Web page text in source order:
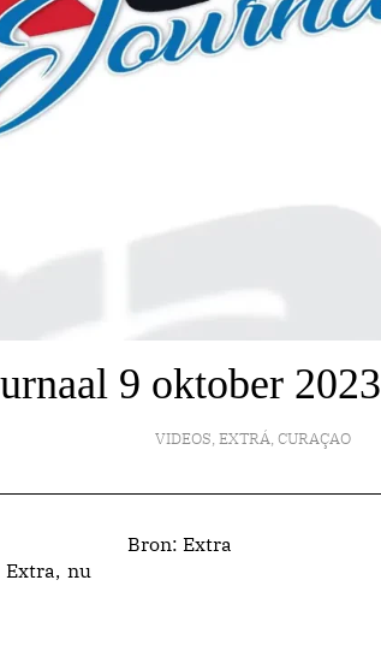
9 oktober 2023
VIDEOS,EXTRÁ,CURAÇAO
Extra, nu
Bron: Extra